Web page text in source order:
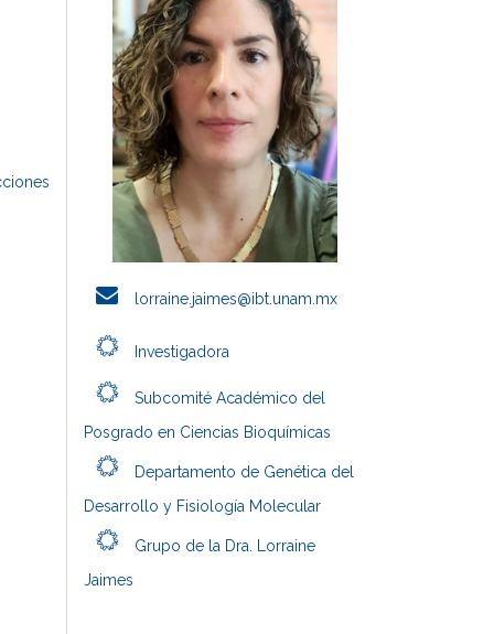
lorraine.jaimes@ibt.unam.mx
Investigadora
Subcomité Académico del
Posgrado en Ciencias Bioquímicas
Departamento de Genética del
Desarrollo y Fisiología Molecular
Grupo de la Dra. Lorraine
Jaimes